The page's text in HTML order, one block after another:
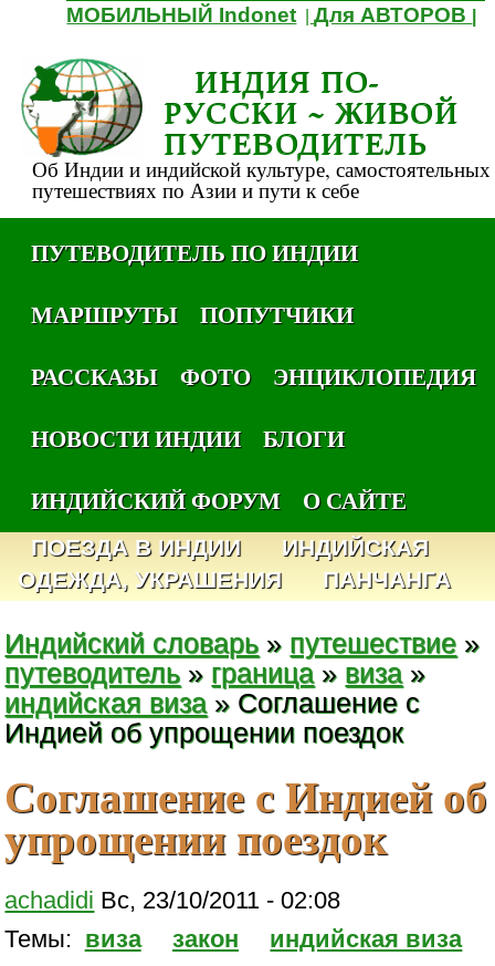
МОБИЛЬНЫЙ Indonet |Для АВТОРОВ
ИНДИЯ ПО-
РУССКИ ~ ЖИВОЙ
ПУТЕВОДИТЕЛЬ
Об Индии и индийской культуре, самостоятельных
путешествиях по Азии и пути к себе
ПУТЕВОДИТЕЛЬ ПО ИНДИИ
МАРШРУТЫ
ПОПУТЧИКИ
РАССКАЗЫ
ФОТО
ЭНЦИКЛОПЕДИЯ
НОВОСТИ ИНДИИ
БЛОГИ
ИНДИЙСКИЙ ФОРУМ
О САЙТЕ
ПОЕЗДА В ИНДИИ
ИНДИЙСКАЯ
ОДЕЖДА, УКРАШЕНИЯ
ПАНЧАНГА
Индийский словарь » путешествие »
путеводитель » граница » виза »
индийская виза » Соглашение с
Индией об упрощении поездок
Соглашение с Индией об
упрощении поездок
achadidi Вс, 23/10/2011 - 02:08
Темы: виза закон индийская виза